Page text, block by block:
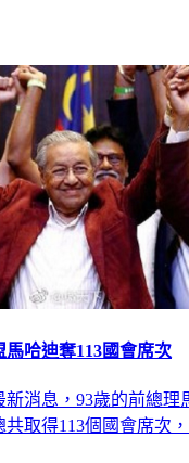
哈迪奪113國會席次
新消息，93歲的前總理
取得113個國會席次